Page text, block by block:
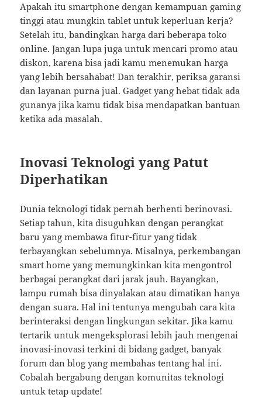
Apakah itu smartphone dengan kemampuan gaming
tinggi atau mungkin tablet untuk keperluan kerja?
Setelah itu, bandingkan harga dari beberapa toko
online. Jangan lupa juga untuk mencari promo atau
diskon, karena bisa jadi kamu menemukan harga
yang lebih bersahabat! Dan terakhir, periksa garansi
dan layanan purna jual. Gadget yang hebat tidak ada
gunanya jika kamu tidak bisa mendapatkan bantuan
ketika ada masalah.
Inovasi Teknologi yang Patut
Diperhatikan
Dunia teknologi tidak pernah berhenti berinovasi.
Setiap tahun, kita disuguhkan dengan perangkat
baru yang membawa fitur-fitur yang tidak
terbayangkan sebelumnya. Misalnya, perkembangan
smart home yang memungkinkan kita mengontrol
berbagai perangkat dari jarak jauh. Bayangkan,
lampu rumah bisa dinyalakan atau dimatikan hanya
dengan suara. Hal ini tentunya mengubah cara kita
berinteraksi dengan lingkungan sekitar. Jika kamu
tertarik untuk mengeksplorasi lebih jauh mengenai
inovasi-inovasi terkini di bidang gadget, banyak
forum dan blog yang membahas tentang hal ini.
Cobalah bergabung dengan komunitas teknologi
untuk tetap update!